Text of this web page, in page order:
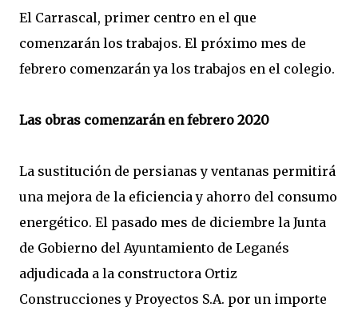
El Carrascal, primer centro en el que
comenzarán los trabajos. El próximo mes de
febrero comenzarán ya los trabajos en el colegio.
Las obras comenzarán en febrero 2020
La sustitución de persianas y ventanas permitirá
una mejora de la eficiencia y ahorro del consumo
energético. El pasado mes de diciembre la Junta
de Gobierno del Ayuntamiento de Leganés
adjudicada a la constructora Ortiz
Construcciones y Proyectos S.A. por un importe